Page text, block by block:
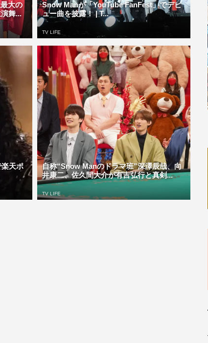
大の
舞...
Snow Manが「YouTube FanFest」でデビ
ュー曲を披露！ | T...
TV LIFE
天ポ
自称“Snow Manのドラマ班”深澤辰哉、向
井康二、佐久間大介が有吉弘行と真剣...
TV LIFE